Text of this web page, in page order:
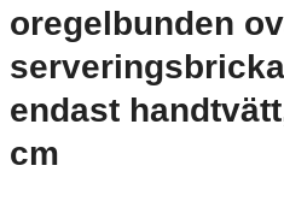
oregelbunden
endast
cm